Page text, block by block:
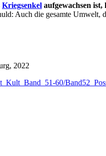
Kriegsenkel aufgewachsen
Auch die gesamte Umwelt,
2022
60/